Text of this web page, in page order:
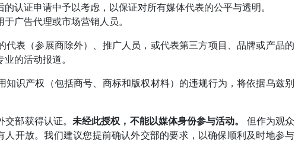
认证申请中予以考虑，以保证对所有媒体代表的公平与透明。
广告代理或市场营销人员。
代表（参展商除外）、推广人员，或代表第三方项目、品牌或产品的
的活动报道。
知识产权（包括商号、商标和版权材料）的违规行为，将依据乌兹别
部获得认证。 未经此授权，不能以媒体身份参与活动。
但作为观众
开放。我们建议您提前确认外交部的要求，以确保顺利及时地参与